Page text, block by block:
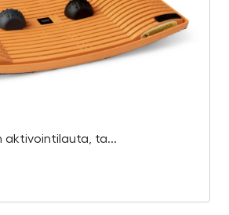
aktivointilauta, ta...